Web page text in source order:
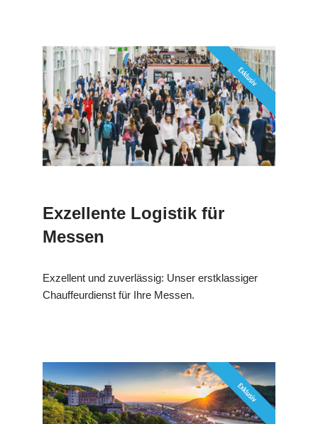
Exzellente Logistik für
Messen
Exzellent und zuverlässig: Unser erstklassiger
Chauffeurdienst für Ihre Messen.